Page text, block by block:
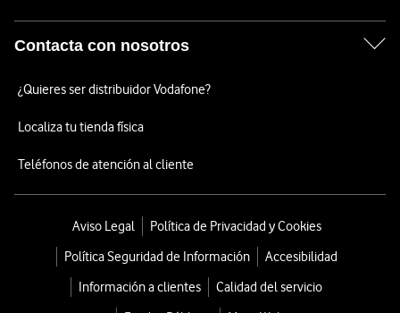
Contacta con nosotros
¿Quieres ser distribuidor Vodafone?
Localiza tu tienda física
Teléfonos de atención al cliente
Aviso Legal
Política de Privacidad y Cookies
Política Seguridad de Información
Accesibilidad
Información a clientes
Calidad del servicio